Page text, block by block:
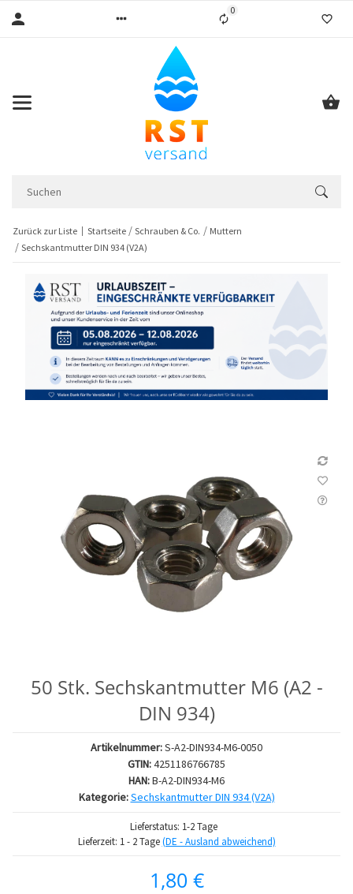
0Liste ist leer
Zurück zur Liste Startseite Schrauben & Co.
Muttern
Sechskantmutter DIN 934 (V2A)
50 Stk. Sechskantmutter M6 (A2 -
DIN 934)
Artikelnummer:S-A2-DIN934-M6-0050
GTIN:4251186766785
HAN:B-A2-DIN934-M6
Kategorie:Sechskantmutter DIN 934 (V2A)
Lieferstatus: 1-2 Tage
Lieferzeit: 1 - 2 Tage(DE - Ausland abweichend)
1,80 €